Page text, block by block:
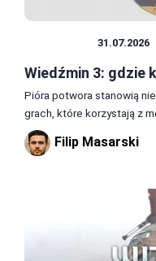
31.07.2026
Wiedźmin 3: gdzie
Pióra potwora stanowią
grach, które korzystają z
Filip Masarski